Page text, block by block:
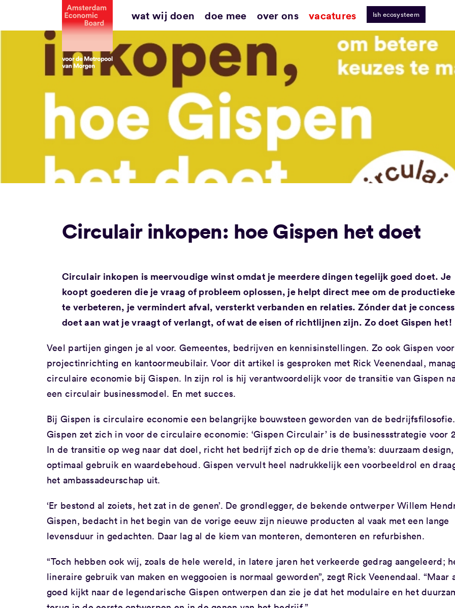
wat wij doen doe mee over ons vacatures lsh ecosysteem
Circulair inkopen: hoe Gispen het doet
Circulair inkopen is meervoudige winst omdat je meerdere dingen tegelijk goed doet. Je
koopt goederen die je vraag of probleem oplossen, je helpt direct mee om de
te verbeteren, je vermindert afval, versterkt verbanden en relaties. Zónder dat je
doet aan wat je vraagt of verlangt, of wat de eisen of richtlijnen zijn. Zo doet Gispen het!
Veel partijen gingen je al voor. Gemeentes, bedrijven en kennisinstellingen. Zo ook Gispen voor
projectinrichting en kantoormeubilair. Voor dit artikel is gesproken met Rick Veenendaal,
circulaire economie bij Gispen. In zijn rol is hij verantwoordelijk voor de transitie van Gispen
een circulair businessmodel. En met succes.
Bij Gispen is circulaire economie een belangrijke bouwsteen geworden van de bedrijfsfilosofie.
Gispen zet zich in voor de circulaire economie: ‘Gispen Circulair’ is de businessstrategie voor
In de transitie op weg naar dat doel, richt het bedrijf zich op de drie thema’s: duurzaam design,
optimaal gebruik en waardebehoud. Gispen vervult heel nadrukkelijk een voorbeeldrol en
het ambassadeurschap uit.
‘Er bestond al zoiets, het zat in de genen’. De grondlegger, de bekende ontwerper Willem
Gispen, bedacht in het begin van de vorige eeuw zijn nieuwe producten al vaak met een lange
levensduur in gedachten. Daar lag al de kiem van monteren, demonteren en refurbishen.
“Toch hebben ook wij, zoals de hele wereld, in latere jaren het verkeerde gedrag aangeleerd;
lineraire gebruik van maken en weggooien is normaal geworden”, zegt Rick Veenendaal. “Maar
goed kijkt naar de legendarische Gispen ontwerpen dan zie je dat het modulaire en het